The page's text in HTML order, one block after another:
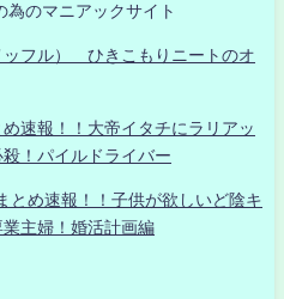
のマニアックサイト
ッフル） ひきこもりニートのオ
速報！！大帝イタチにラリアッ
！パイルドライバー
とめ速報！！子供が欲しいど陰キ
主婦！婚活計画編